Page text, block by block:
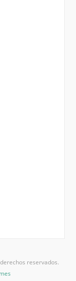
reservados.